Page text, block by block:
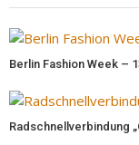
Berlin Fashion Week –
Radschnellverbindung